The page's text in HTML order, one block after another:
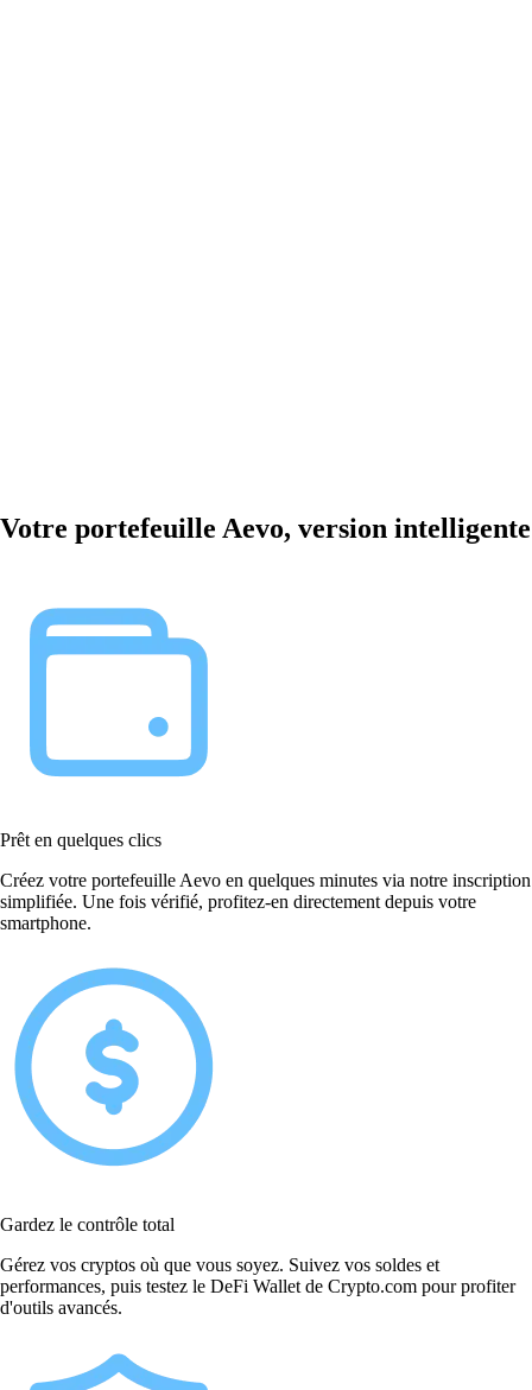
Votre portefeuille Aevo, version intelligente
Prêt en quelques clics
Créez votre portefeuille Aevo en quelques minutes via notre inscription
simplifiée. Une fois vérifié, profitez-en directement depuis votre
smartphone.
Gardez le contrôle total
Gérez vos cryptos où que vous soyez. Suivez vos soldes et
performances, puis testez le DeFi Wallet de Crypto.com pour profiter
d'outils avancés.